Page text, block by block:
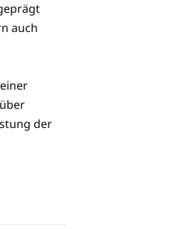
auch
der